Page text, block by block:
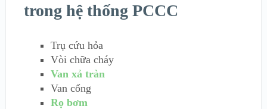
trong hệ thống PCCC
Trụ cứu hỏa
Vòi chữa cháy
Van xả tràn
Van cổng
Rọ bơm